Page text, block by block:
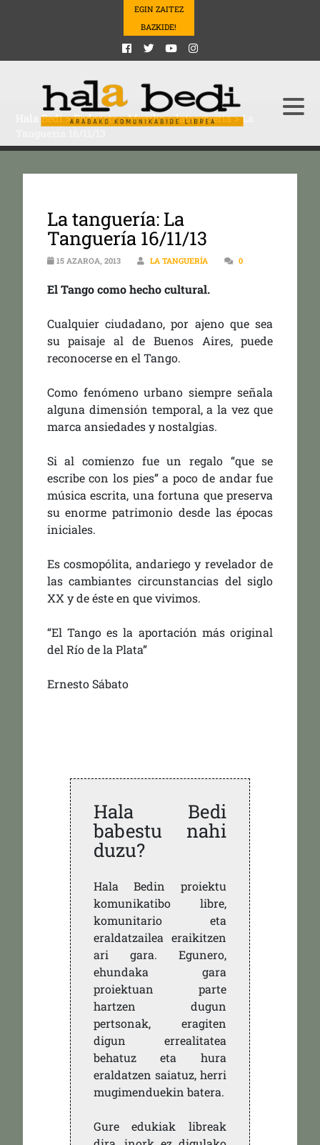
EGIN ZAITEZ
BAZKIDE!
Hala Bedi>Podcasts>Musika>latangueria>La
La tanguería: La
Tanguería 16/11/13
15 AZAROA, 2013 LA TANGUERÍA 0
El Tango como hecho cultural.
Cualquier ciudadano, por ajeno que sea
su paisaje al de Buenos Aires, puede
reconocerse en el Tango.
Como fenómeno urbano siempre señala
alguna dimensión temporal, a la vez que
marca ansiedades y nostalgias.
Si al comienzo fue un regalo “que se
escribe con los pies” a poco de andar fue
música escrita, una fortuna que preserva
su enorme patrimonio desde las épocas
iniciales.
Es cosmopólita, andariego y revelador de
las cambiantes circunstancias del siglo
XX y de éste en que vivimos.
“El Tango es la aportación más original
del Río de la Plata”
Ernesto Sábato
Hala Bedi
babestu nahi
duzu?
Hala Bedin proiektu
komunikatibo libre,
komunitario eta
eraldatzailea eraikitzen
ari gara. Egunero,
ehundaka gara
proiektuan parte
hartzen dugun
pertsonak, eragiten
digun errealitatea
behatuz eta hura
eraldatzen saiatuz, herri
mugimenduekin batera.
Gure edukiak libreak